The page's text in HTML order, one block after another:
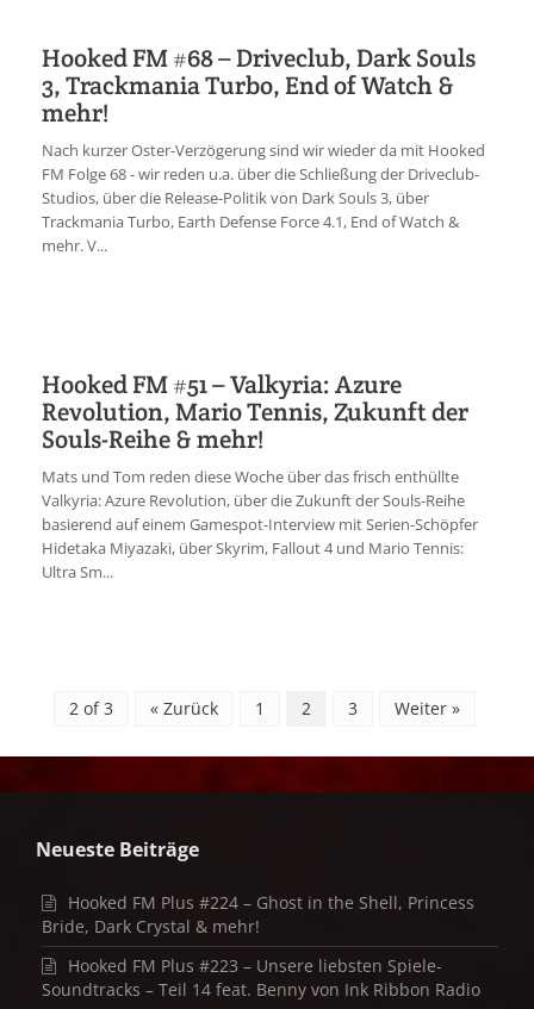
Hooked FM #68 – Driveclub, Dark Souls
3, Trackmania Turbo, End of Watch &
mehr!
Nach kurzer Oster-Verzögerung sind wir wieder da mit Hooked
FM Folge 68 - wir reden u.a. über die Schließung der Driveclub-
Studios, über die Release-Politik von Dark Souls 3, über
Trackmania Turbo, Earth Defense Force 4.1, End of Watch &
mehr. V...
Hooked FM #51 – Valkyria: Azure
Revolution, Mario Tennis, Zukunft der
Souls-Reihe & mehr!
Mats und Tom reden diese Woche über das frisch enthüllte
Valkyria: Azure Revolution, über die Zukunft der Souls-Reihe
basierend auf einem Gamespot-Interview mit Serien-Schöpfer
Hidetaka Miyazaki, über Skyrim, Fallout 4 und Mario Tennis:
Ultra Sm...
2 of 3 « Zurück 1 2 3 Weiter »
Neueste Beiträge
Hooked FM Plus #224 – Ghost in the Shell, Princess
Bride, Dark Crystal & mehr!
Hooked FM Plus #223 – Unsere liebsten Spiele-
Soundtracks – Teil 14 feat. Benny von Ink Ribbon Radio